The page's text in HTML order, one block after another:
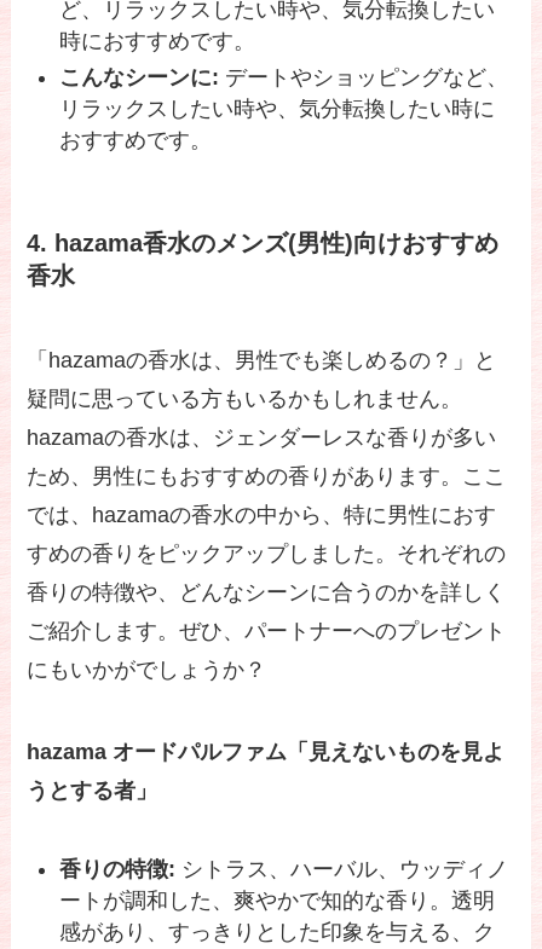
ど、リラックスしたい時や、気分転換したい
時におすすめです。
こんなシーンに: デートやショッピングなど、
リラックスしたい時や、気分転換したい時に
おすすめです。
4. hazama香水のメンズ(男性)向けおすすめ
香水
「hazamaの香水は、男性でも楽しめるの？」と
疑問に思っている方もいるかもしれません。
hazamaの香水は、ジェンダーレスな香りが多い
ため、男性にもおすすめの香りがあります。ここ
では、hazamaの香水の中から、特に男性におす
すめの香りをピックアップしました。それぞれの
香りの特徴や、どんなシーンに合うのかを詳しく
ご紹介します。ぜひ、パートナーへのプレゼント
にもいかがでしょうか？
hazama オードパルファム「見えないものを見よ
うとする者」
香りの特徴: シトラス、ハーバル、ウッディノ
ートが調和した、爽やかで知的な香り。透明
感があり、すっきりとした印象を与える、ク